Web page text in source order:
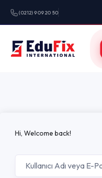
(0212) 909 20 50
Hi, Welcome back!